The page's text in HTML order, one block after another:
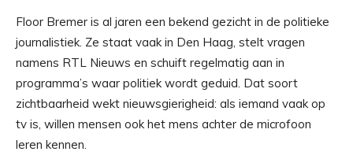
Floor Bremer is al jaren een bekend gezicht in de politieke
journalistiek. Ze staat vaak in Den Haag, stelt vragen
namens RTL Nieuws en schuift regelmatig aan in
programma’s waar politiek wordt geduid. Dat soort
zichtbaarheid wekt nieuwsgierigheid: als iemand vaak op
tv is, willen mensen ook het mens achter de microfoon
leren kennen.